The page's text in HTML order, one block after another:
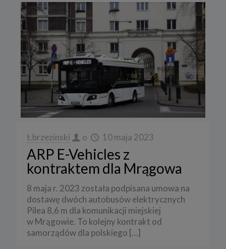
t.brzezinski o 10 maja 2023
ARP E-Vehicles z
kontraktem dla Mrągowa
8 maja r. 2023 została podpisana umowa na
dostawę dwóch autobusów elektrycznych
Pilea 8,6 m dla komunikacji miejskiej
w Mrągowie. To kolejny kontrakt od
samorządów dla polskiego […]